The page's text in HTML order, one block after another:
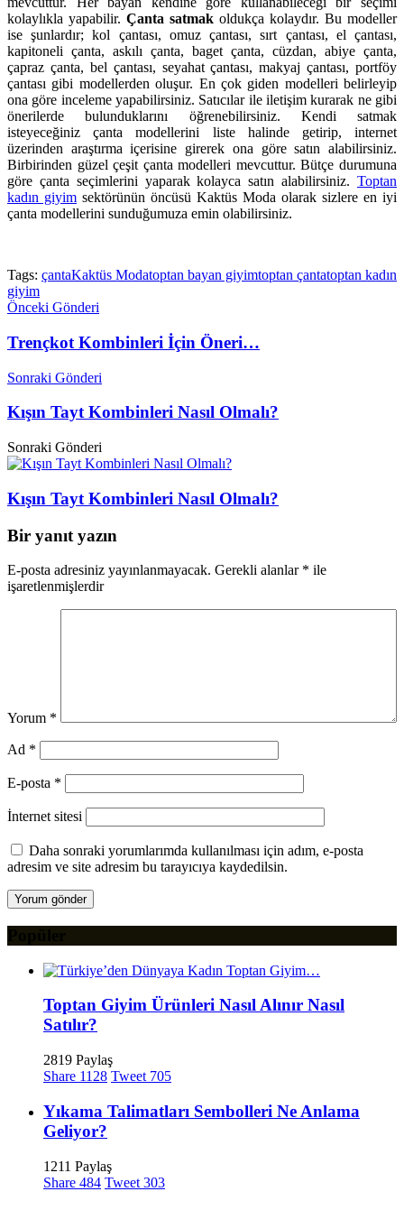
kolaylıkla yapabilir. Çanta satmak oldukça kolaydır. Bu modeller
ise şunlardır; kol çantası, omuz çantası, sırt çantası, el çantası,
kapitoneli çanta, askılı çanta, baget çanta, cüzdan, abiye çanta,
çapraz çanta, bel çantası, seyahat çantası, makyaj çantası, portföy
çantası gibi modellerden oluşur. En çok giden modelleri belirleyip
ona göre inceleme yapabilirsiniz. Satıcılar ile iletişim kurarak ne gibi
önerilerde bulunduklarını öğrenebilirsiniz. Kendi satmak
isteyeceğiniz çanta modellerini liste halinde getirip, internet
üzerinden araştırma içerisine girerek ona göre satın alabilirsiniz.
Birbirinden güzel çeşit çanta modelleri mevcuttur. Bütçe durumuna
göre çanta seçimlerini yaparak kolayca satın alabilirsiniz. Toptan
kadın giyim sektörünün öncüsü Kaktüs Moda olarak sizlere en iyi
çanta modellerini sunduğumuza emin olabilirsiniz.
Tags: çantaKaktüs Modatoptan bayan giyimtoptan çantatoptan kadın
giyim
Önceki Gönderi
Trençkot Kombinleri İçin Öneri…
Sonraki Gönderi
Kışın Tayt Kombinleri Nasıl Olmalı?
Sonraki Gönderi
Kışın Tayt Kombinleri Nasıl Olmalı?
Bir yanıt yazın
E-posta adresiniz yayınlanmayacak. Gerekli alanlar * ile
işaretlenmişlerdir
Yorum *
Ad *
E-posta *
İnternet sitesi
Daha sonraki yorumlarımda kullanılması için adım, e-posta
adresim ve site adresim bu tarayıcıya kaydedilsin.
Toptan Giyim Ürünleri Nasıl Alınır Nasıl
Satılır?
2819 Paylaş
Share 1128 Tweet 705
Yıkama Talimatları Sembolleri Ne Anlama
Geliyor?
1211 Paylaş
Share 484 Tweet 303